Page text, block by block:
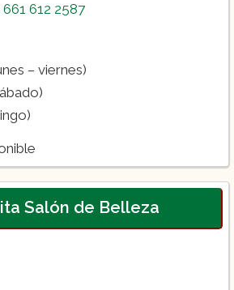
661 612 2587
– viernes)
Salón de Belleza